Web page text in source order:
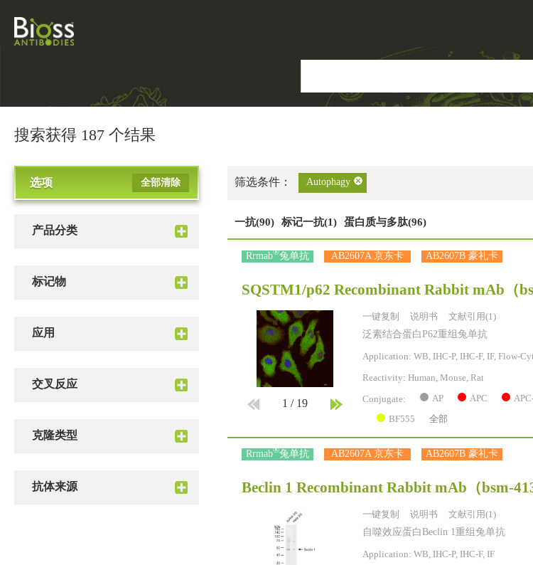
搜索获得 187 个结果
选项 全部清除
产品分类
标记物
应用
交叉反应
克隆类型
抗体来源
筛选条件： Autophagy
一抗(90) 标记一抗(1) 蛋白质与多肽(96)
Rrmab®兔单抗 AB2607A 京东卡 AB2607B 豪礼卡
SQSTM1/p62 Recombinant Rabbit mAb （
1 / 19
一键复制 说明书 文献引用(1)
泛素结合蛋白P62重组兔单抗
Application: WB, IHC-P, IHC-F, IF, Flow-
Reactivity: Human, Mouse, Rat
Conjugate: AP APC
BF555 全部
Rrmab®兔单抗 AB2607A 京东卡 AB2607B 豪礼卡
Beclin 1 Recombinant Rabbit mAb （bsm-
一键复制 说明书 文献引用(1)
自噬效应蛋白Beclin 1重组兔单抗
Application: WB, IHC-P, IHC-F, IF